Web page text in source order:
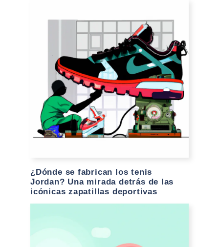
¿Dónde se fabrican los tenis
Jordan? Una mirada detrás de las
icónicas zapatillas deportivas